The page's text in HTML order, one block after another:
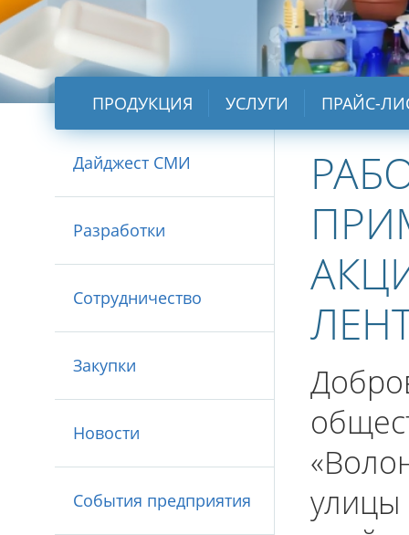
ПРОДУКЦИЯ УСЛУГИ ПРАЙС-
Дайджест СМИ
Разработки
Сотрудничество
Закупки
Новости
События предприятия
улицы